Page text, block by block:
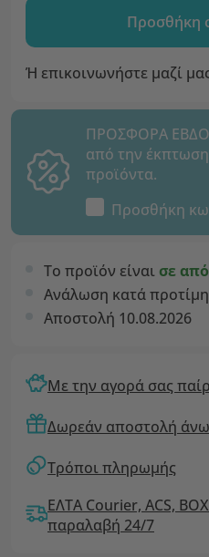
Προσθήκη
Ή επικοινωνήστε μαζί
ΠΡΟΣΦΟΡΑ
από την
προϊόντα.
Προσθήκη
Το προϊόν είναι σε
Ανάλωση κατά
Αποστολή 10.08.2026
Με την αγορά σας
Δωρεάν αποστολή
Τρόποι πληρωμής
ΕΛΤΑ Courier, ACS,
παραλαβή 24/7